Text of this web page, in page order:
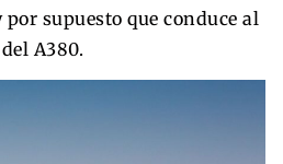
supuesto que conduce al
A380.